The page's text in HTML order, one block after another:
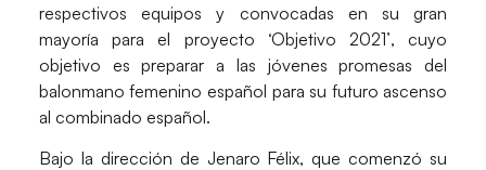
respectivos equipos y convocadas en su gran
mayoría para el proyecto ‘Objetivo 2021’, cuyo
objetivo es preparar a las jóvenes promesas del
balonmano femenino español para su futuro ascenso
al combinado español.
Bajo la dirección de Jenaro Félix, que comenzó su